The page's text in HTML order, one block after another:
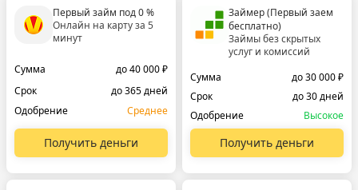
Первый займ под 0 %
Онлайн на карту за 5
минут
Сумма
до 40 000 ₽
Срок
до 365 дней
Одобрение
Среднее
Получить деньги
Займер (Первый заем
бесплатно)
Займы без скрытых
услуг и комиссий
Сумма
до 30 000 ₽
Срок
до 30 дней
Одобрение
Высокое
Получить деньги